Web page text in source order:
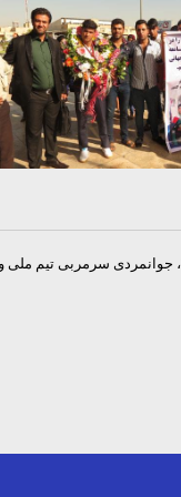
به گزارش روابط عمومی شرکت عمران ومسکن سازان روز پنج شنبه